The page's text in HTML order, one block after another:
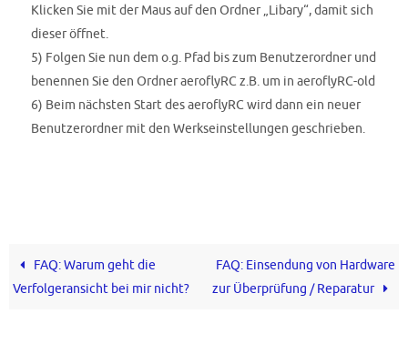
Klicken Sie mit der Maus auf den Ordner „Libary“, damit sich
dieser öffnet.
5) Folgen Sie nun dem o.g. Pfad bis zum Benutzerordner und
benennen Sie den Ordner aeroflyRC z.B. um in aeroflyRC-old
6) Beim nächsten Start des aeroflyRC wird dann ein neuer
Benutzerordner mit den Werkseinstellungen geschrieben.
FAQ: Warum geht die
Verfolgeransicht bei mir nicht?
FAQ: Einsendung von Hardware
zur Überprüfung / Reparatur